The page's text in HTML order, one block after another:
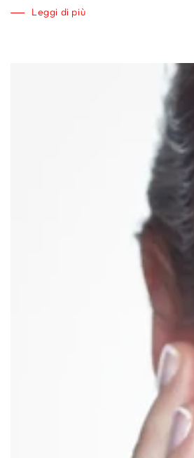
Leggi di più